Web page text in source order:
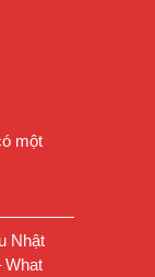
một
Nhật
What